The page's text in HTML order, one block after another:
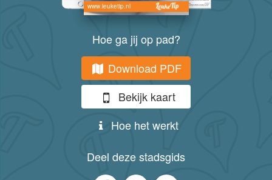
www.leuketip.nl
Hoe ga jij op pad?
Download PDF
Bekijk kaart
Hoe het werkt
Deel deze stadsgids